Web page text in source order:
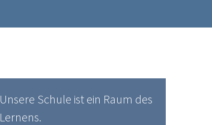
Unsere Schule ist ein Raum des
Lernens.